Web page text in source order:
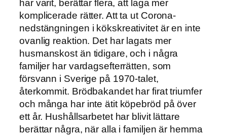
har varit, berättar flera, att laga mer
komplicerade rätter. Att ta ut Corona-
nedstängningen i kökskreativitet är en inte
ovanlig reaktion. Det har lagats mer
husmanskost än tidigare, och i några
familjer har vardagsefterrätten, som
försvann i Sverige på 1970-talet,
återkommit. Brödbakandet har firat triumfer
och många har inte ätit köpebröd på över
ett år. Hushållsarbetet har blivit lättare
berättar några, när alla i familjen är hemma